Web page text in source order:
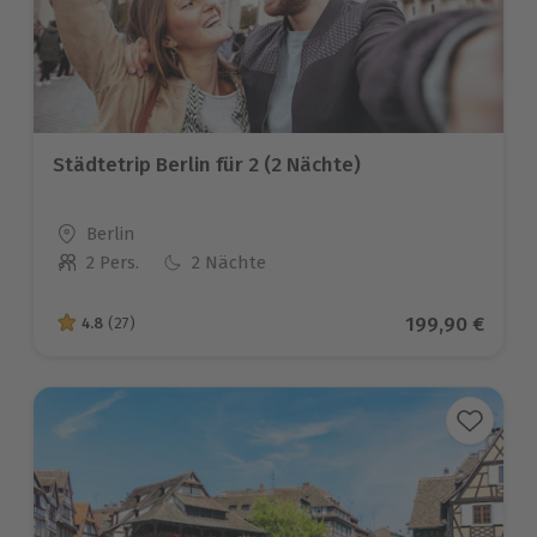
Städtetrip Berlin für 2 (2 Nächte)
Standort
Berlin
Anzahl der Teilnehmer
2 Pers. 2 Nächte
4.8 von 5 Sternen basierend auf 27 Bewertungen
4.8 (27) Aktueller
199,90 €